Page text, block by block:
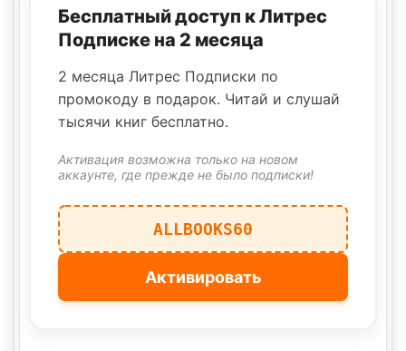
Бесплатный доступ к Литрес
Подписке на 2 месяца
2 месяца Литрес Подписки по
промокоду в подарок. Читай и слушай
тысячи книг бесплатно.
Активация возможна только на новом
аккаунте, где прежде не было подписки!
ALLBOOKS60
Активировать